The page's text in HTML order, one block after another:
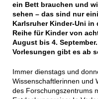
ein Bett brauchen und
sehen – das sind nur
Karlsruher Kinder-Uni in
Reihe für Kinder von
August bis 4.
Vorlesungen gibt es ab
Immer dienstags und
Wissenschaftlerinnen und
des Forschungszentrums